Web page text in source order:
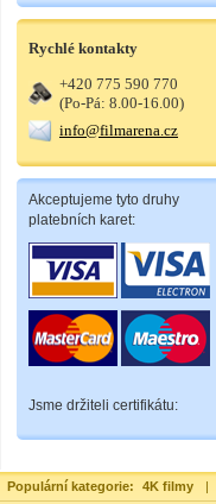
Rychlé kontakty
+420 775 590 770
(Po-Pá: 8.00-16.00)
info@filmarena.cz
Akceptujeme tyto druhy
platebních karet:
Jsme držiteli certifikátu:
Populární kategorie: 4K filmy |